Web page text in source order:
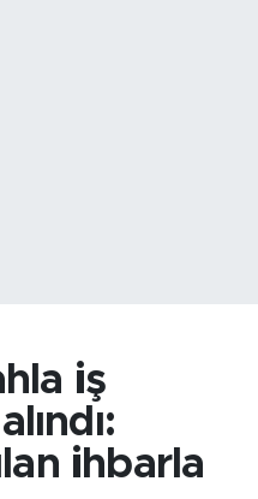
iş
ihbarla